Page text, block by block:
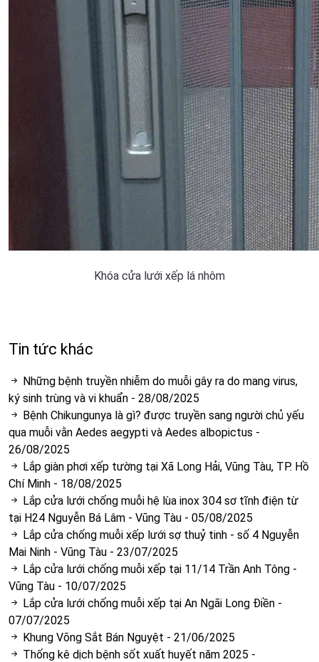
Khóa cửa lưới xếp lá nhôm
Tin tức khác
Những bệnh truyền nhiễm do muỗi gây ra do mang virus,
ký sinh trùng và vi khuẩn - 28/08/2025
Bệnh Chikungunya là gì? được truyền sang người chủ yếu
qua muỗi vằn Aedes aegypti và Aedes albopictus -
26/08/2025
Lắp giàn phơi xếp tường tại Xã Long Hải, Vũng Tàu, TP. Hồ
Chí Minh - 18/08/2025
Lắp cửa lưới chống muỗi hệ lùa inox 304 sơ tĩnh điện từ
tại H24 Nguyễn Bá Lâm - Vũng Tàu - 05/08/2025
Lắp cửa chống muỗi xếp lưới sợ thuỷ tinh - số 4 Nguyễn
Mai Ninh - Vũng Tàu - 23/07/2025
Lắp cửa lưới chống muỗi xếp tại 11/14 Trần Anh Tông -
Vũng Tàu - 10/07/2025
Lắp cửa lưới chống muỗi xếp tại An Ngãi Long Điền -
07/07/2025
Khung Võng Sắt Bán Nguyệt - 21/06/2025
Thống kê dịch bệnh sốt xuất huyết năm 2025 -